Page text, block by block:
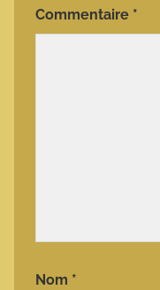
Commentaire *
Nom *